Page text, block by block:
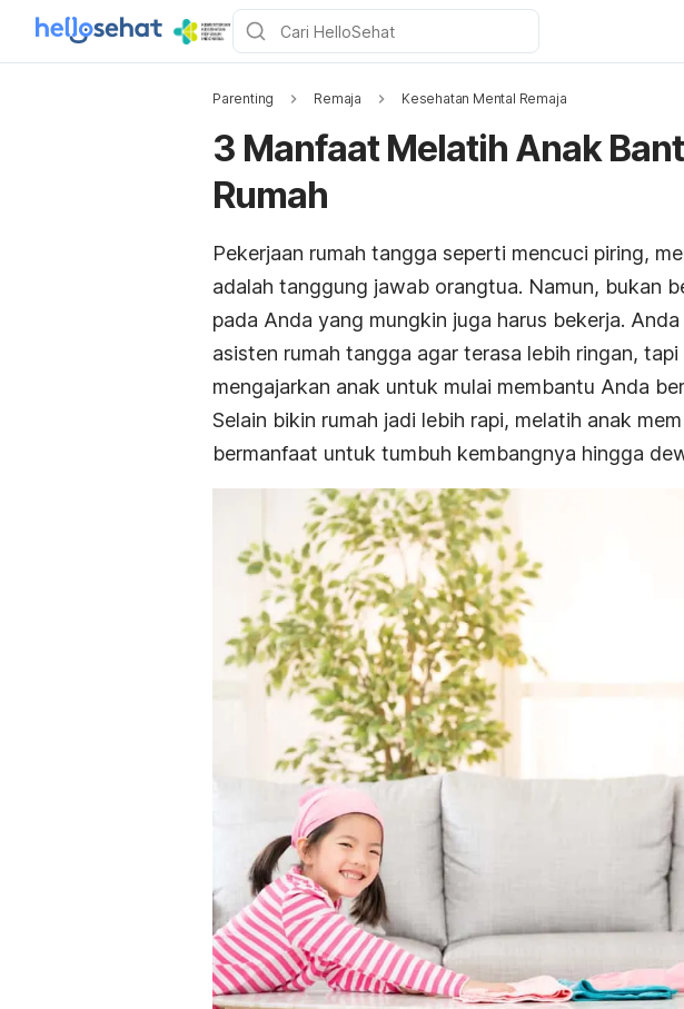
Parenting Remaja Kesehatan Mental Remaja
3 Manfaat Melatih Anak
Rumah
Pekerjaan rumah tangga seperti mencuci piring,
adalah tanggung jawab orangtua. Namun, bukan
pada Anda yang mungkin juga harus bekerja.
asisten rumah tangga agar terasa lebih ringan,
mengajarkan anak untuk mulai membantu Anda
Selain bikin rumah jadi lebih rapi, melatih anak
bermanfaat untuk tumbuh kembangnya hingga